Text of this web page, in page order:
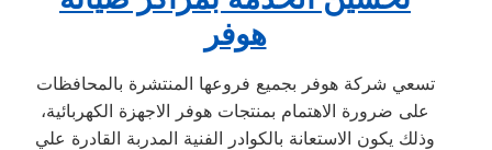
هوفر
تسعي شركة هوفر بجميع فروعها المنتشرة بالمحافظات
على ضرورة الاهتمام بمنتجات هوفر الاجهزة الكهربائية،
وذلك يكون الاستعانة بالكوادر الفنية المدربة القادرة علي